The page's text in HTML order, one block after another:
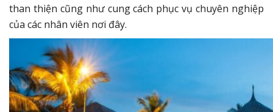
than thiện cũng như cung cách phục vụ chuyên nghiệp
của các nhân viên nơi đây.